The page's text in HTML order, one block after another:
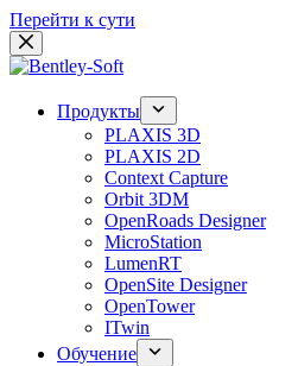
Перейти к сути
Продукты
PLAXIS 3D
PLAXIS 2D
Context Capture
Orbit 3DM
OpenRoads Designer
MicroStation
LumenRT
OpenSite Designer
OpenTower
ITwin
Обучение